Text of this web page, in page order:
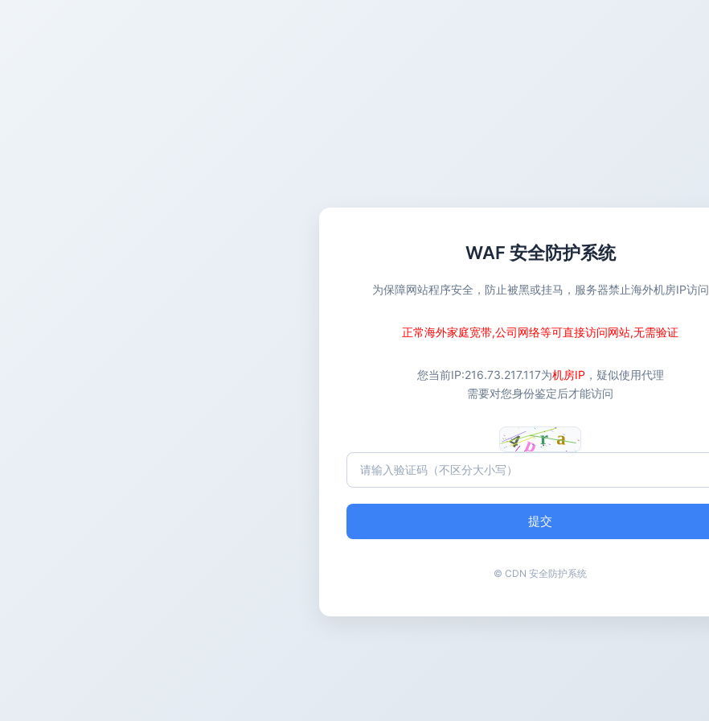
WAF 安全防护系统
为保障网站程序安全，防止被黑或挂马，服务器禁止海外机房IP访问
正常海外家庭宽带,公司网络等可直接访问网站,无需验证
您当前IP:216.73.217.117为机房IP ，疑似使用代理
需要对您身份鉴定后才能访问
提交
© CDN 安全防护系统